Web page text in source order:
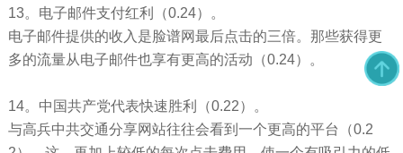
13。电子邮件支付红利（0.24）。
电子邮件提供的收入是脸谱网最后点击的三倍。那些获得更
多的流量从电子邮件也享有更高的活动（0.24）。
14。中国共产党代表快速胜利（0.22）。
与高兵中共交通分享网站往往会看到一个更高的平台（0.2